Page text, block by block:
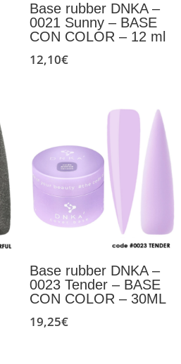
Base rubber DNKA –
0021 Sunny – BASE
CON COLOR – 12 ml
12,10€
Base rubber DNKA –
0023 Tender – BASE
CON COLOR – 30ML
19,25€